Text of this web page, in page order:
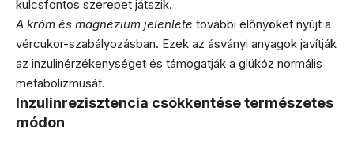
kulcsfontos szerepet játszik.
A króm és magnézium jelenléte további előnyöket nyújt a
vércukor-szabályozásban. Ezek az ásványi anyagok javítják
az inzulinérzékenységet és támogatják a glükóz normális
metabolizmusát.
Inzulinrezisztencia csökkentése természetes
módon